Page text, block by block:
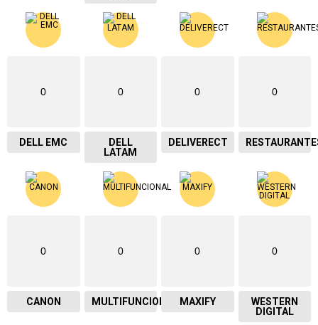
0
DELL EMC
0
DELL
LATAM
0
DELIVERECT
0
0
CANON
0
MULTIFUNCIONAL
0
MAXIFY
0
WESTERN
DIGITAL